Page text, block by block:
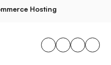
Hosting